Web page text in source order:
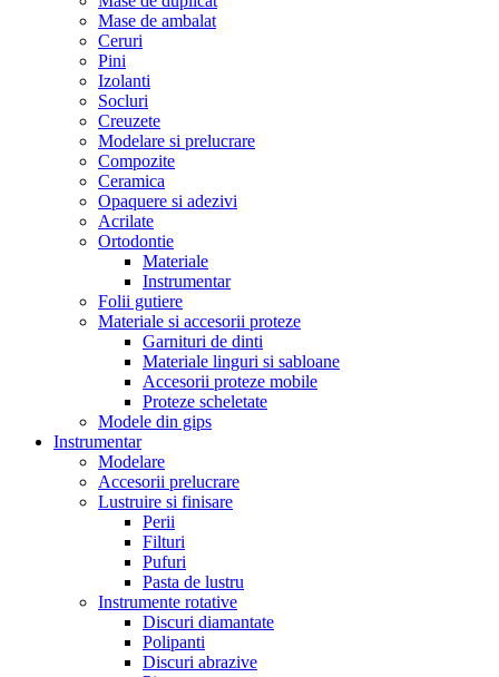
Mase de ambalat
Ceruri
Pini
Izolanti
Socluri
Creuzete
Modelare si prelucrare
Compozite
Ceramica
Opaquere si adezivi
Acrilate
Ortodontie
Materiale
Instrumentar
Folii gutiere
Materiale si accesorii proteze
Garnituri de dinti
Materiale linguri si sabloane
Accesorii proteze mobile
Proteze scheletate
Modele din gips
Instrumentar
Modelare
Accesorii prelucrare
Lustruire si finisare
Perii
Filturi
Pufuri
Pasta de lustru
Instrumente rotative
Discuri diamantate
Polipanti
Discuri abrazive